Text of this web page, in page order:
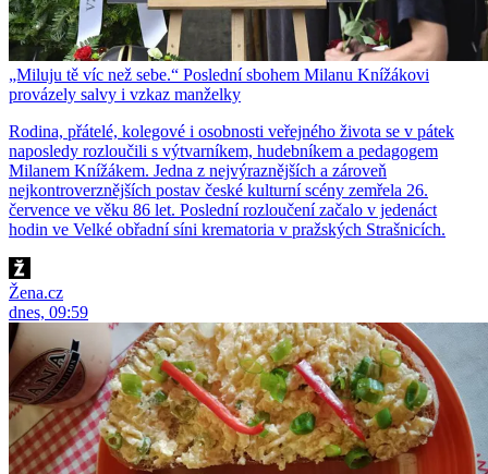
„Miluju tě víc než sebe.“ Poslední sbohem Milanu Knížákovi
provázely salvy i vzkaz manželky
Rodina, přátelé, kolegové i osobnosti veřejného života se v pátek
naposledy rozloučili s výtvarníkem, hudebníkem a pedagogem
Milanem Knížákem. Jedna z nejvýraznějších a zároveň
nejkontroverznějších postav české kulturní scény zemřela 26.
července ve věku 86 let. Poslední rozloučení začalo v jedenáct
hodin ve Velké obřadní síni krematoria v pražských Strašnicích.
Žena.cz
dnes, 09:59